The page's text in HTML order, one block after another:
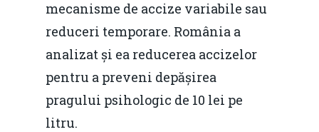
mecanisme de accize variabile sau
reduceri temporare. România a
analizat și ea reducerea accizelor
pentru a preveni depășirea
pragului psihologic de 10 lei pe
litru.